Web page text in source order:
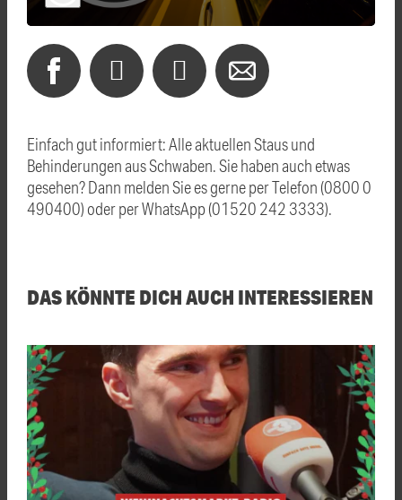
Einfach gut informiert: Alle aktuellen Staus und
Behinderungen aus Schwaben. Sie haben auch etwas
gesehen? Dann melden Sie es gerne per Telefon (0800 0
490400) oder per WhatsApp (01520 242 3333).
DAS KÖNNTE DICH AUCH INTERESSIEREN